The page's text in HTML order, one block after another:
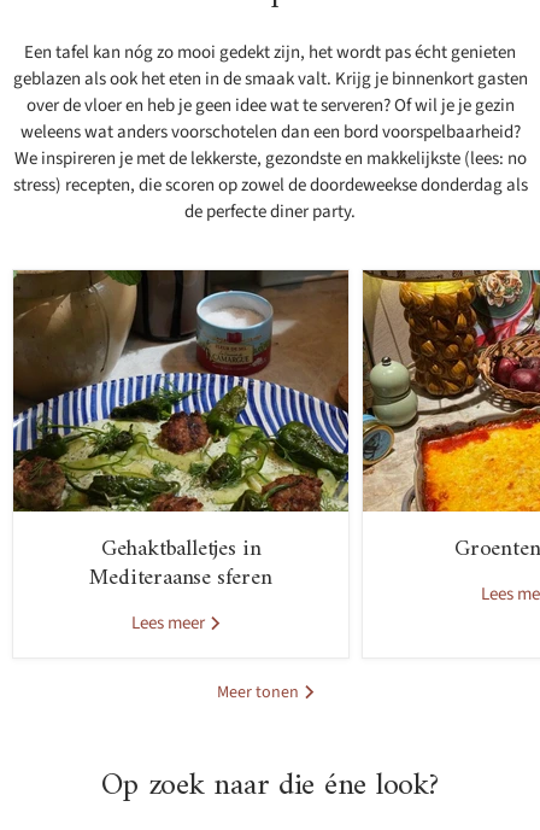
Een tafel kan nóg zo mooi gedekt zijn, het wordt pas écht genieten
geblazen als ook het eten in de smaak valt. Krijg je binnenkort gasten
over de vloer en heb je geen idee wat te serveren? Of wil je je gezin
weleens wat anders voorschotelen dan een bord voorspelbaarheid?
We inspireren je met de lekkerste, gezondste en makkelijkste (lees: no
stress) recepten, die scoren op zowel de doordeweekse donderdag als
de perfecte diner party.
Gehaktballetjes in
Mediteraanse sferen
Lees meer
Lees
Meer tonen
Op zoek naar die éne look?